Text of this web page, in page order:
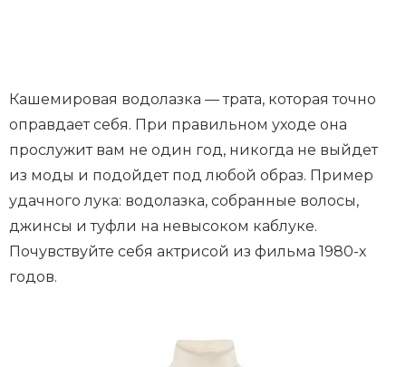
Кашемировая водолазка — трата, которая точно
оправдает себя. При правильном уходе она
прослужит вам не один год, никогда не выйдет
из моды и подойдет под любой образ. Пример
удачного лука: водолазка, собранные волосы,
джинсы и туфли на невысоком каблуке.
Почувствуйте себя актрисой из фильма 1980-х
годов.